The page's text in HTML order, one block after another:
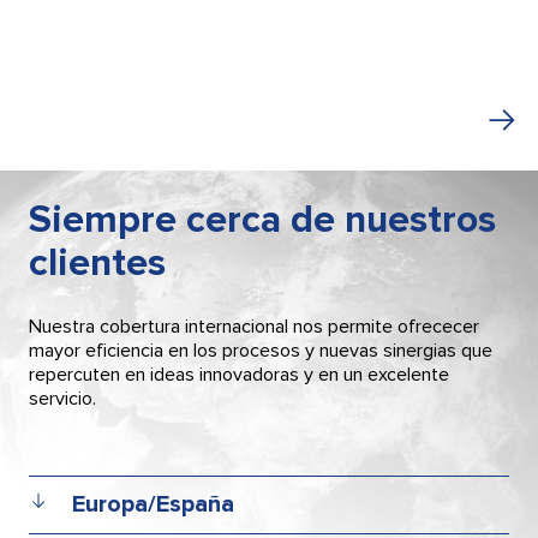
Siempre cerca de nuestros
clientes
Nuestra cobertura internacional nos permite ofrececer
mayor eficiencia en los procesos y nuevas sinergias que
repercuten en ideas innovadoras y en un excelente
servicio.
Europa/España